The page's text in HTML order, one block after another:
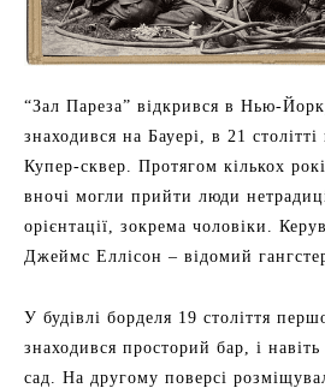
“Зал Пареза” відкрився в Нью-
знаходився на Бауері, в 21
Купер-сквер. Протягом кількох
вночі могли прийти люди
орієнтації, зокрема чоловіки.
Джеймс Еллісон – відомий
У будівлі борделя 19 століття
знаходився просторий бар, і
сад. На другому поверсі